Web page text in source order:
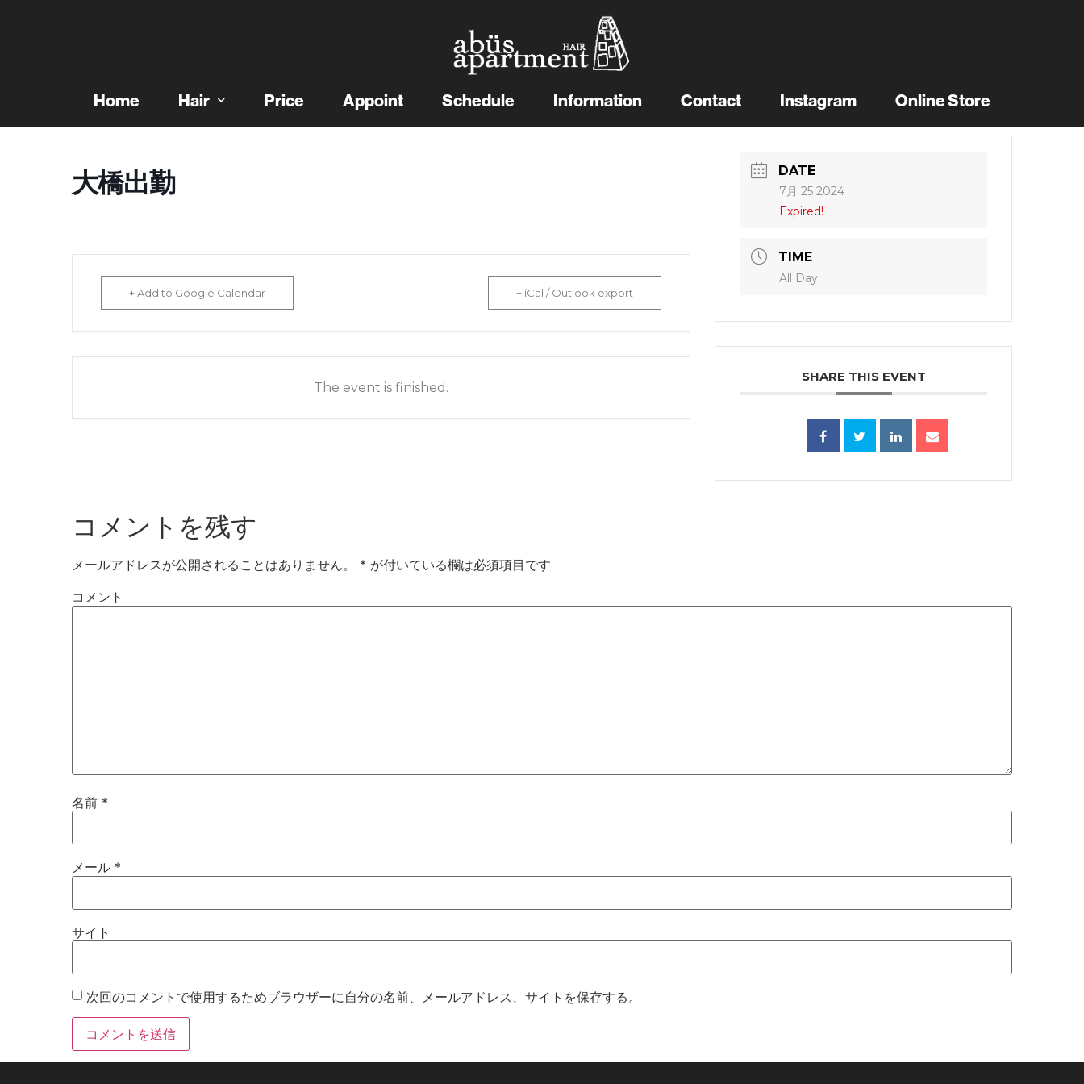
Home Hair Price Appoint Schedule Information Contact Instagram Online Store
大橋出勤
+ Add to Google Calendar + iCal / Outlook export
The event is finished.
DATE
7月 25 2024
Expired!
TIME
All Day
SHARE THIS EVENT
コメントを残す
メールアドレスが公開されることはありません。 * が付いている欄は必須項目です
コメント
名前 *
メール *
サイト
次回のコメントで使用するためブラウザーに自分の名前、メールアドレス、サイトを保存する。